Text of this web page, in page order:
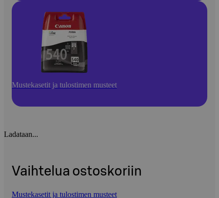
Mustekasetit ja tulostimen musteet
Ladataan...
Vaihtelua ostoskoriin
Mustekasetit ja tulostimen musteet